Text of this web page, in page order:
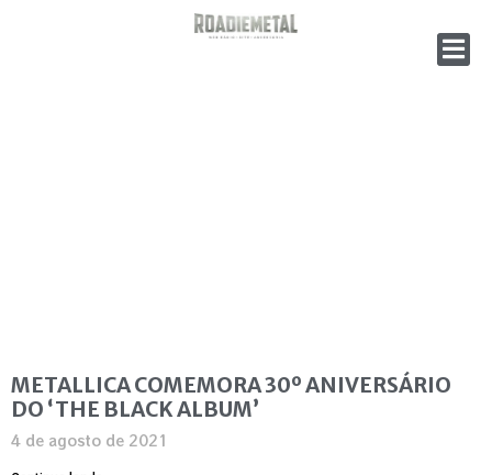
METALLICA COMEMORA 30º ANIVERSÁRIO
DO ‘THE BLACK ALBUM’
4 de agosto de 2021